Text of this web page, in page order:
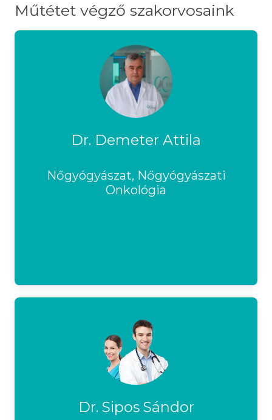
Műtétet végző szakorvosaink
Dr. Demeter Attila
Nőgyógyászat, Nőgyógyászati
Onkológia
Dr. Sipos Sándor